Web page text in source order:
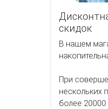
скидок
В нашем
При
нескольких
более 20000